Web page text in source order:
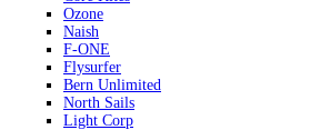
Ozone
Naish
F-ONE
Flysurfer
Bern Unlimited
North Sails
Light Corp